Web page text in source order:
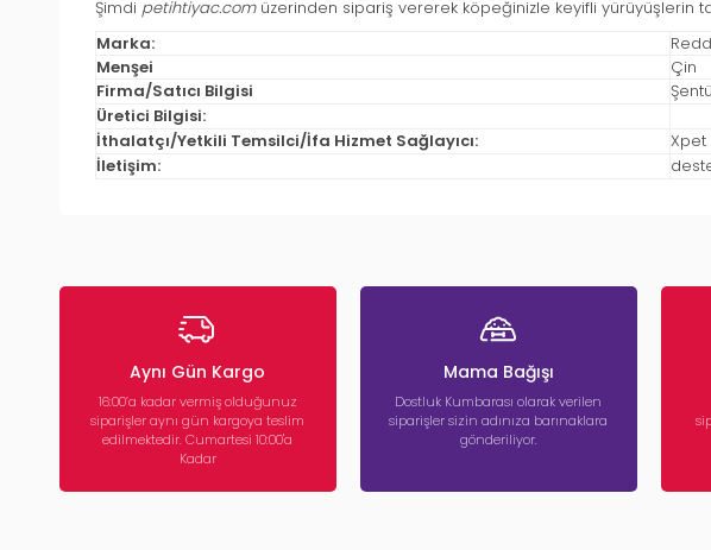
Şimdi petihtiyac.comüzerinden sipariş vererek köpeğinizle keyifli yürüyüşlerin
Marka:
Menşei
Çin
Firma/Satıcı Bilgisi
Üretici Bilgisi:
İthalatçı/Yetkili Temsilci/İfa Hizmet Sağlayıcı:
Xpet
İletişim:
Aynı Gün Kargo
16:00’a kadar vermiş olduğunuz
siparişler aynı gün kargoya teslim
edilmektedir. Cumartesi 10:00'a
Kadar
Mama Bağışı
Dostluk Kumbarası olarak verilen
siparişler sizin adınıza barınaklara
gönderiliyor.